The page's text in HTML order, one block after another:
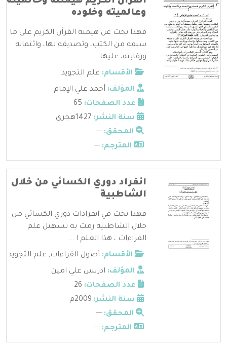
وعالميته وخلوده
فهذا بحث عن هيمنة القرآن الكريم على ما
سبقه من الكتب، وتصديقه لها، وائتمانه
ورقابته، عليها ...
الأقسام: علم التجويد
المؤلف: أحمد علي الإمام
عدد الصفحات:
سنة النشر:
المحقق: ---
المترجم: ---
انفراد دوري الكسائي من خلال
الشاطبية
فهذا بحث في انفرادات دوري الكسائي من
خلال الشاطبية رمت به تسهيل علم
القراءات ، هذا العلم ا ...
الأقسام: أصول القراءات, علم التجويد
المؤلف: ادريس علي امين
عدد الصفحات:
سنة النشر:
المحقق: ---
المترجم: ---